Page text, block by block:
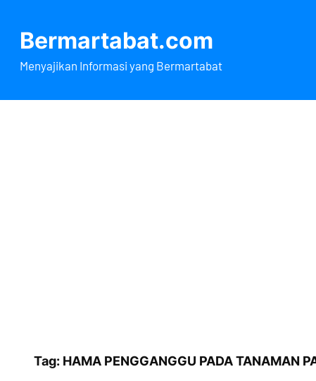
kontenBermartabat.com
Menyajikan Informasi yang Bermartabat
Tag: HAMA PENGGANGGU PADA TANAMAN